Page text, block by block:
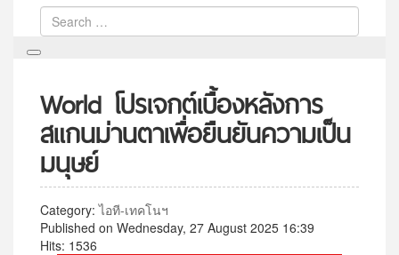
World โปรเจกต์เบื้องหลังการ
สแกนม่านตาเพื่อยืนยันความเป็น
มนุษย์
Category:ไอที-เทคโนฯ
Published on Wednesday, 27 August 2025 16:39
Hits: 1536